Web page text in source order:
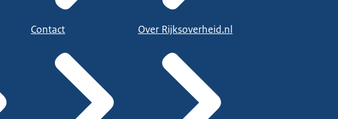
Contact Over Rijksoverheid.nl